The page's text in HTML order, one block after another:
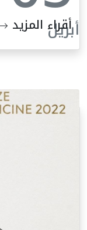
أبريل
أقراء المزيد